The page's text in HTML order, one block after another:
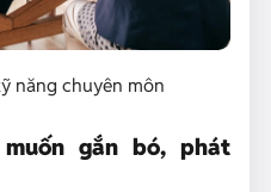
năng chuyên môn
gắn bó, phát